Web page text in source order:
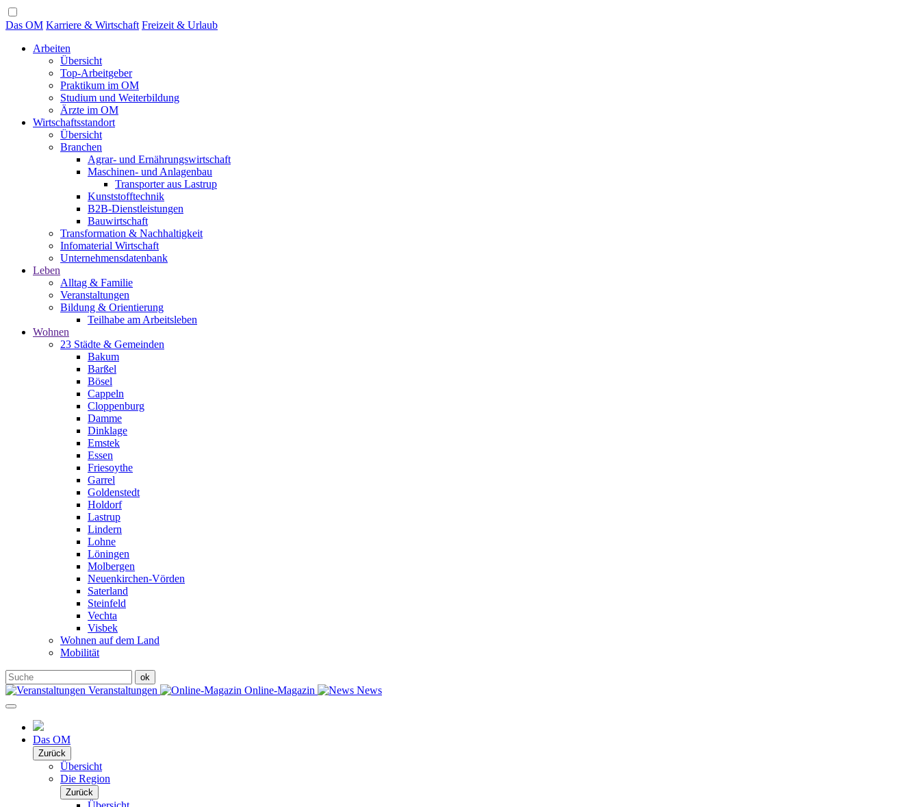
Das OM Karriere & Wirtschaft Freizeit & Urlaub
Arbeiten
Übersicht
Top-Arbeitgeber
Praktikum im OM
Studium und Weiterbildung
Ärzte im OM
Wirtschaftsstandort
Übersicht
Branchen
Agrar- und Ernährungswirtschaft
Maschinen- und Anlagenbau
Transporter aus Lastrup
Kunststofftechnik
B2B-Dienstleistungen
Bauwirtschaft
Transformation & Nachhaltigkeit
Infomaterial Wirtschaft
Unternehmensdatenbank
Leben
Alltag & Familie
Veranstaltungen
Bildung & Orientierung
Teilhabe am Arbeitsleben
Wohnen
23 Städte & Gemeinden
Bakum
Barßel
Bösel
Cappeln
Cloppenburg
Damme
Dinklage
Emstek
Essen
Friesoythe
Garrel
Goldenstedt
Holdorf
Lastrup
Lindern
Lohne
Löningen
Molbergen
Neuenkirchen-Vörden
Saterland
Steinfeld
Vechta
Visbek
Wohnen auf dem Land
Mobilität
Veranstaltungen Online-Magazin News
Das OM
Zurück
Übersicht
Die Region
Zurück